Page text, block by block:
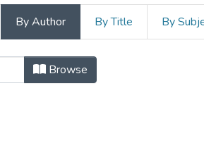
By Author By Title By
Dmytro
Browse